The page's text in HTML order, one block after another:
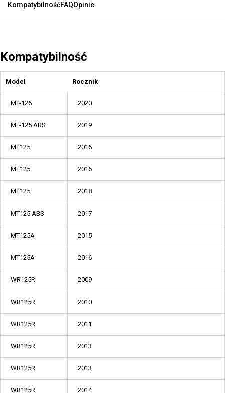
KompatybilnośćFAQOpinie
Kompatybilność
Model Rocznik
MT-125 2020
MT-125 ABS 2019
MT125 2015
MT125 2016
MT125 2018
MT125 ABS 2017
MT125A 2015
MT125A 2016
WR125R 2009
WR125R 2010
WR125R 2011
WR125R 2013
WR125R 2013
WR125R 2014